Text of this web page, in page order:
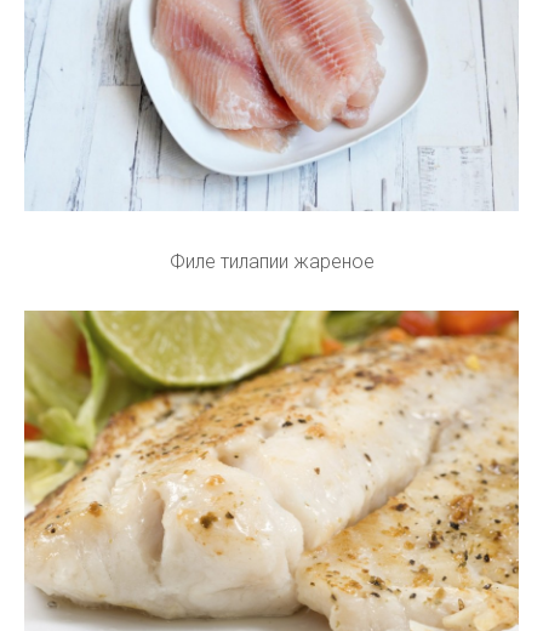
Филе тилапии жареное